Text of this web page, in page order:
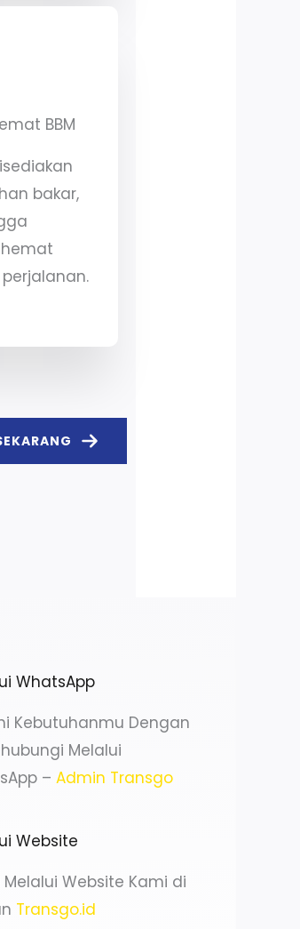
BBM
bakar,
WhatsApp
Kebutuhanmu Dengan
Melalui
– Admin Transgo
Website
Melalui Website Kami di
Transgo.id